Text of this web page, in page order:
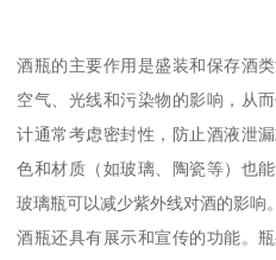
酒瓶的主要作用是盛装和保存酒
空气、光线和污染物的影响，从
计通常考虑密封性，防止酒液泄
色和材质（如玻璃、陶瓷等）也
玻璃瓶可以减少紫外线对酒的影响。
酒瓶还具有展示和宣传的功能。